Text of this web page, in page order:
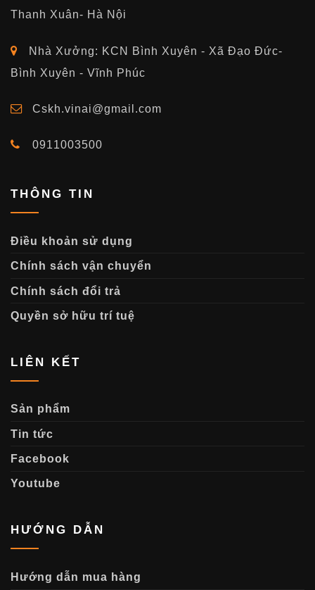
Thanh Xuân- Hà Nội
Nhà Xưởng: KCN Bình Xuyên - Xã Đạo Đức-
Bình Xuyên - Vĩnh Phúc
Cskh.vinai@gmail.com
0911003500
THÔNG TIN
Điều khoản sử dụng
Chính sách vận chuyển
Chính sách đổi trả
Quyền sở hữu trí tuệ
LIÊN KẾT
Sản phẩm
Tin tức
Facebook
Youtube
HƯỚNG DẪN
Hướng dẫn mua hàng